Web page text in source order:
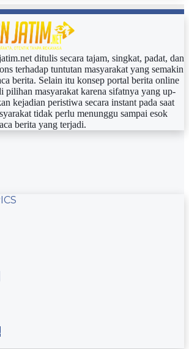
ditulis secara tajam, singkat, padat, dan
terhadap tuntutan masyarakat yang semakin
berita. Selain itu konsep portal berita online
pilihan masyarakat karena sifatnya yang up-
kejadian peristiwa secara instant pada saat
tidak perlu menunggu sampai esok
berita yang terjadi.